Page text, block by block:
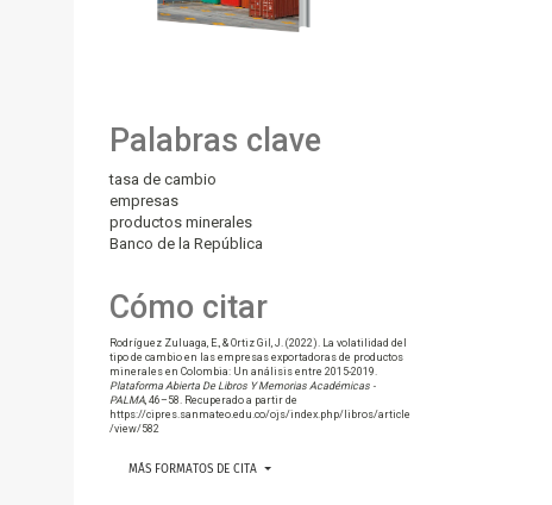
Palabras clave
tasa de cambio
empresas
productos minerales
Banco de la República
Cómo citar
Rodríguez Zuluaga, E., & Ortiz Gil, J. (2022). La volatilidad del
tipo de cambio en las empresas exportadoras de productos
minerales en Colombia: Un análisis entre 2015-2019.
Plataforma Abierta De Libros Y Memorias Académicas -
PALMA, 46–58. Recuperado a partir de
https://cipres.sanmateo.edu.co/ojs/index.php/libros/article
/view/582
MÁS FORMATOS DE CITA